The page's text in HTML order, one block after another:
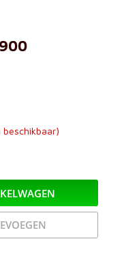
beschikbaar)